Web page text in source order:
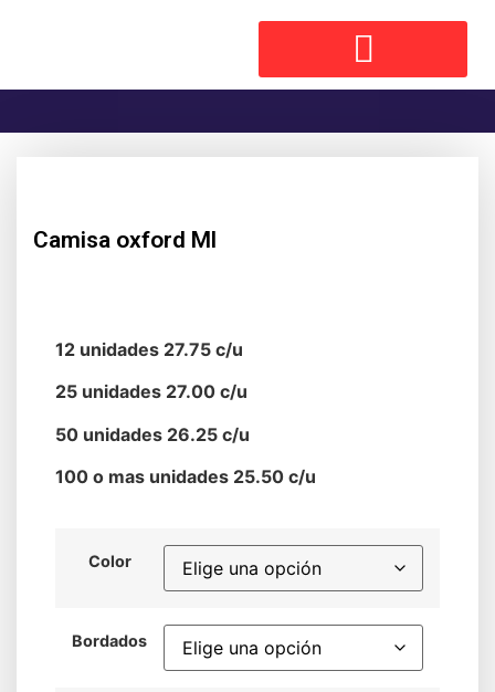
Camisa oxford Ml
12 unidades 27.75 c/u
25 unidades 27.00 c/u
50 unidades 26.25 c/u
100 o mas unidades 25.50 c/u
Color
Bordados